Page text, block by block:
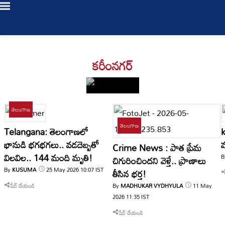
0
My Profile
Log Out
LIVE
TV
తాజా
కరీంనగర్
తెలంగాణ
Telangana: తెలంగాణలో
భానుడి భగభగలు.. వడదెబ్బతో
విలవిల.. 144 మంది మృతి!
ByKUSUMA 25 May 202610:07IST
షేర్ చేయండి
తెలంగాణ
Crime News : పాత ప్రేమ
చిగురించిందని వెళ్తే.. ప్రాణాలు
తీసిన భర్త!
ByMADHUKAR VYDHYULA
11 May
202611:35IST
షేర్ చేయండి